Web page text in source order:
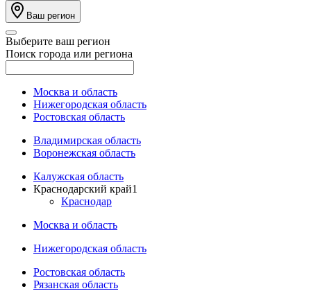
Ваш регион
Выберите ваш регион
Поиск города или региона
Москва и область
Нижегородская область
Ростовская область
Владимирская область
Воронежская область
Калужская область
Краснодарский край1
Краснодар
Москва и область
Нижегородская область
Ростовская область
Рязанская область